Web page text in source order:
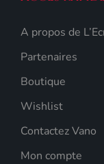
A propos de
Partenaires
Boutique
Wishlist
Contactez Vano
Mon compte